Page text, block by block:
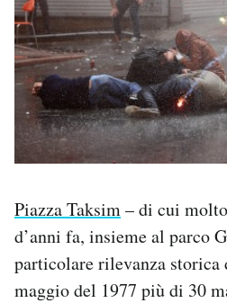
Piazza Taksim– di cui
d’anni fa, insieme al parco
particolare rilevanza
maggio del 1977 più di 30